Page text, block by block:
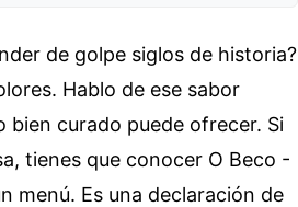
de golpe siglos de historia?
Hablo de ese sabor
curado puede ofrecer. Si
tienes que conocer O Beco -
menú. Es una declaración de